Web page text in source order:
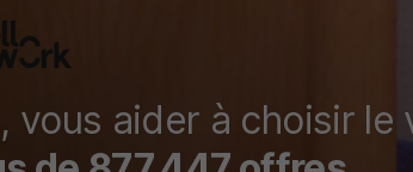
vous aider à choisir le